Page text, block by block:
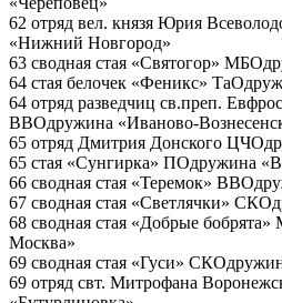
62 отряд вел. князя Юрия
«Нижний Новгород»
63 сводная стая «Святогор» МБО
64 стая белочек «Феникс» ТаО
64 отряд разведчиц св.преп.
ВВОдружина «Иваново-
65 отряд Дмитрия Донского ЦЧО
65 стая «Сунгирка» ПОдружина
66 сводная стая «Теремок» ВВО
67 сводная стая «Светлячки» СКО
68 сводная стая «Добрые бобрята»
Москва»
69 сводная стая «Гуси» СКО
69 отряд свт. Митрофана